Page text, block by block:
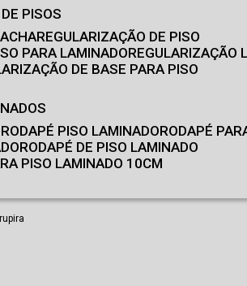
DE PISOS
REGULARIZAÇÃO DE PISO
PARA LAMINADO REGULARIZAÇÃO
DE BASE PARA PISO
RODAPÉ PISO LAMINADO RODAPÉ
RODAPÉ DE PISO LAMINADO
PISO LAMINADO 10CM